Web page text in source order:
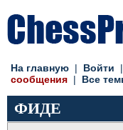
На главную | Войти |
сообщения | Все
ФИДЕ